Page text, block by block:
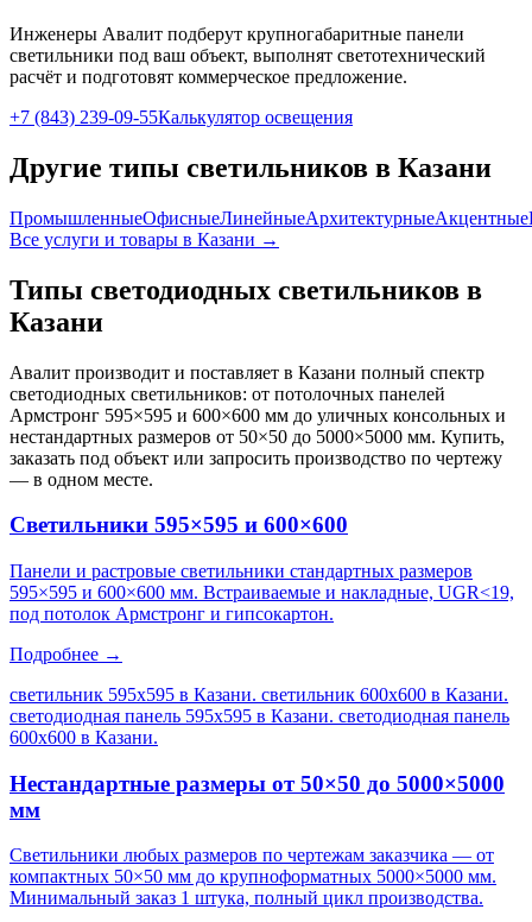
Инженеры Авалит подберут крупногабаритные панели
светильники под ваш объект, выполнят светотехнический
расчёт и подготовят коммерческое предложение.
+7 (843) 239-09-55Калькулятор освещения
Другие типы светильников в Казани
ПромышленныеОфисныеЛинейныеАрхитектурныеАкцентные
Все услуги и товары в Казани →
Типы светодиодных светильников в
Казани
Авалит производит и поставляет в Казани полный спектр
светодиодных светильников: от потолочных панелей
Армстронг 595×595 и 600×600 мм до уличных консольных и
нестандартных размеров от 50×50 до 5000×5000 мм. Купить,
заказать под объект или запросить производство по чертежу
— в одном месте.
Светильники 595×595 и 600×600
Панели и растровые светильники стандартных размеров
595×595 и 600×600 мм. Встраиваемые и накладные, UGR<19,
под потолок Армстронг и гипсокартон.
Подробнее →
светильник 595х595 в Казани. светильник 600х600 в Казани.
светодиодная панель 595х595 в Казани. светодиодная панель
600х600 в Казани.
Нестандартные размеры от 50×50 до 5000×5000
мм
Светильники любых размеров по чертежам заказчика — от
компактных 50×50 мм до крупноформатных 5000×5000 мм.
Минимальный заказ 1 штука, полный цикл производства.